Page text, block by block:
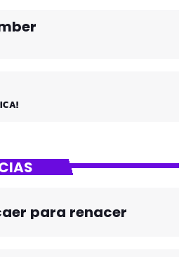
para renacer